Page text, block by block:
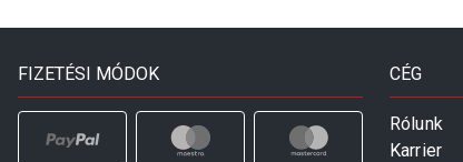
FIZETÉSI MÓDOK CÉG
Rólunk
Karrier